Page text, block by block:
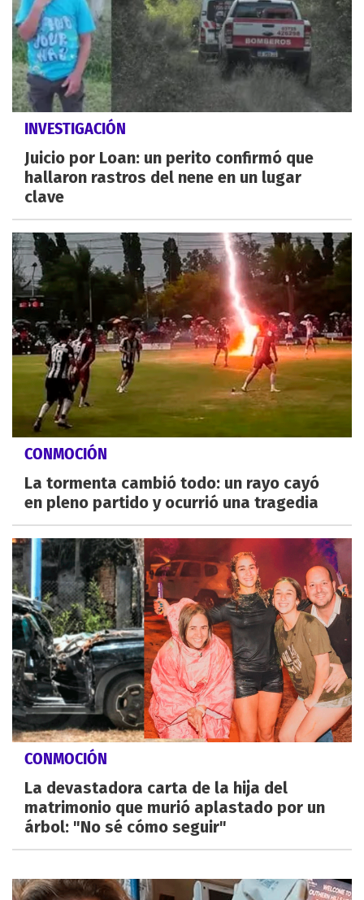
INVESTIGACIÓN
Juicio por Loan: un perito confirmó que
hallaron rastros del nene en un lugar
clave
CONMOCIÓN
La tormenta cambió todo: un rayo cayó
en pleno partido y ocurrió una tragedia
CONMOCIÓN
La devastadora carta de la hija del
matrimonio que murió aplastado por un
árbol: "No sé cómo seguir"